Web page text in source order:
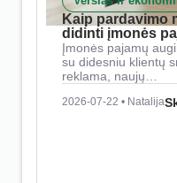
Kaip pardavimo
didinti įmonės
Įmonės pajamų
su didesniu klientų
reklama, naujų…
2026-07-22 • Natalija